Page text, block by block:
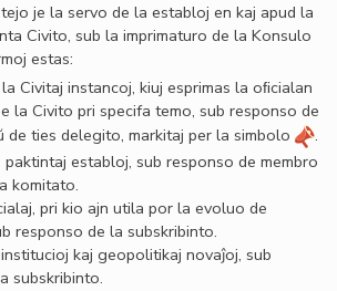
je la servo de la establoj en kaj apud la
Civito, sub la imprimaturo de la Konsulo
estas:
Civitaj instancoj, kiuj esprimas la oﬁcialan
la Civito pri specifa temo, sub responso de
de ties delegito, markitaj per la simbolo
.
establoj, sub responso de membro
komitato.
pri kio ajn utila por la evoluo de
responso de la subskribinto.
kaj geopolitikaj novaĵoj, sub
subskribinto.